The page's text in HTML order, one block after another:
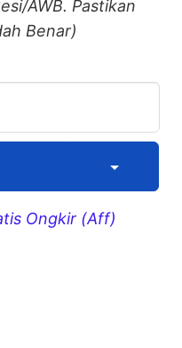
AWB. Pastikan
Benar)
Ongkir (Aff)